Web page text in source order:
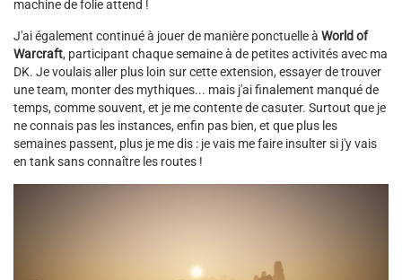
machine de folie attend !
J'ai également continué à jouer de manière ponctuelle à World of
Warcraft, participant chaque semaine à de petites activités avec ma
DK. Je voulais aller plus loin sur cette extension, essayer de trouver
une team, monter des mythiques... mais j'ai finalement manqué de
temps, comme souvent, et je me contente de casuter. Surtout que je
ne connais pas les instances, enfin pas bien, et que plus les
semaines passent, plus je me dis : je vais me faire insulter si j'y vais
en tank sans connaître les routes !